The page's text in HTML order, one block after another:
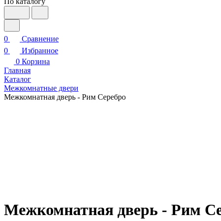
0
Сравнение
0
Избранное
0 Корзина
Главная
Каталог
Межкомнатные двери
Межкомнатная дверь - Рим Серебро
Межкомнатная дверь - Рим